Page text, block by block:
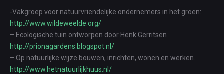
-Vakgroep voor natuurvriendelijke ondernemers in het groen:
http://www.wildeweelde.org/
– Ecologische tuin ontworpen door Henk Gerritsen
http://prionagardens.blogspot.nl/
– Op natuurlijke wijze bouwen, inrichten, wonen en werken.
http://www.hetnatuurlijkhuus.nl/